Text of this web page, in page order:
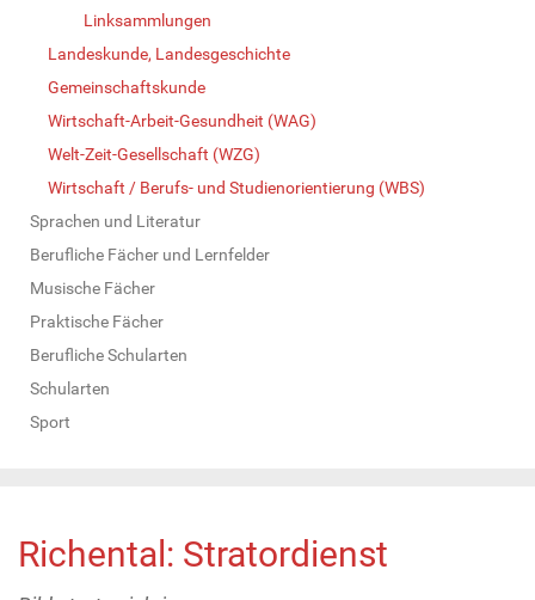
Linksammlungen
Landeskunde, Landesgeschichte
Gemeinschaftskunde
Wirtschaft-Arbeit-Gesundheit (WAG)
Welt-Zeit-Gesellschaft (WZG)
Wirtschaft / Berufs- und Studienorientierung (WBS)
Sprachen und Literatur
Berufliche Fächer und Lernfelder
Musische Fächer
Praktische Fächer
Berufliche Schularten
Schularten
Sport
Richental: Stratordienst